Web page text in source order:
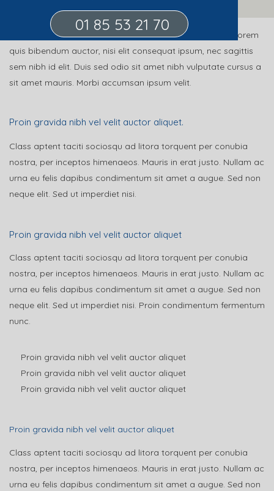
01 85 53 21 70
Gravida nibh vel velit auctor aliquet. Aenean sollicitudin, lorem
quis bibendum auctor, nisi elit consequat ipsum, nec sagittis
sem nibh id elit. Duis sed odio sit amet nibh vulputate cursus a
sit amet mauris. Morbi accumsan ipsum velit.
Proin gravida nibh vel velit auctor aliquet.
Class aptent taciti sociosqu ad litora torquent per conubia
nostra, per inceptos himenaeos. Mauris in erat justo. Nullam ac
urna eu felis dapibus condimentum sit amet a augue. Sed non
neque elit. Sed ut imperdiet nisi.
Proin gravida nibh vel velit auctor aliquet
Class aptent taciti sociosqu ad litora torquent per conubia
nostra, per inceptos himenaeos. Mauris in erat justo. Nullam ac
urna eu felis dapibus condimentum sit amet a augue. Sed non
neque elit. Sed ut imperdiet nisi. Proin condimentum fermentum
nunc.
Proin gravida nibh vel velit auctor aliquet
Proin gravida nibh vel velit auctor aliquet
Proin gravida nibh vel velit auctor aliquet
Proin gravida nibh vel velit auctor aliquet
Class aptent taciti sociosqu ad litora torquent per conubia
nostra, per inceptos himenaeos. Mauris in erat justo. Nullam ac
urna eu felis dapibus condimentum sit amet a augue. Sed non